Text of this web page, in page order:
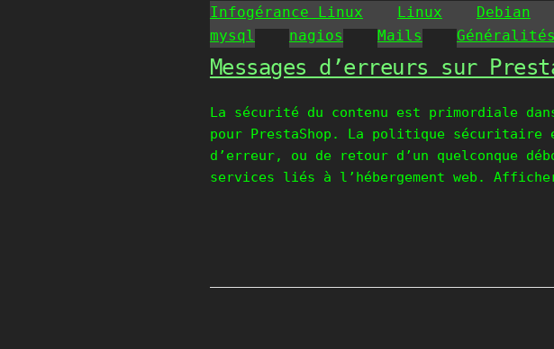
Infogérance Linux Linux Debian
mysql
nagios Mails Généralités
Messages d’erreurs sur
La sécurité du contenu est primordiale
pour PrestaShop. La politique sécuritaire
d’erreur, ou de retour d’un quelconque
services liés à l’hébergement web.